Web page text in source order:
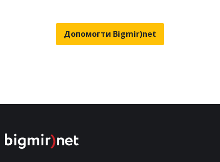
Допомогти Bigmir)net